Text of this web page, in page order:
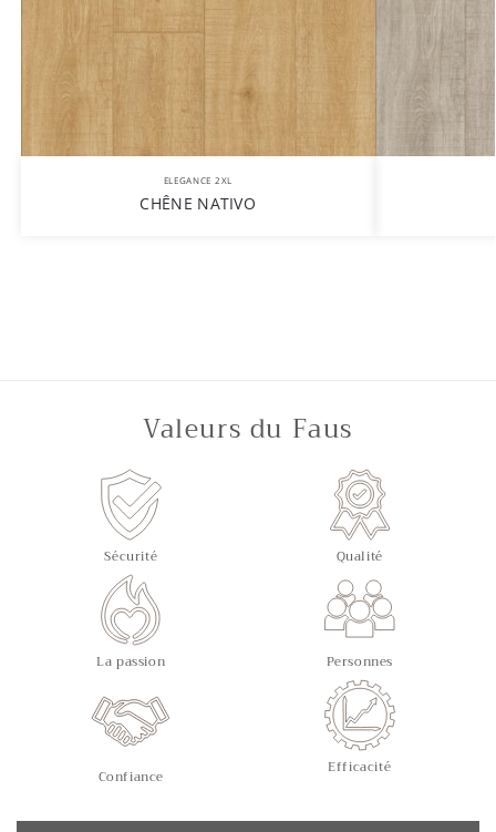
ELEGANCE 2XL
CHÊNE NATIVO
Valeurs du Faus
Sécurité Qualité
La passion Personnes
Confiance Efficacité